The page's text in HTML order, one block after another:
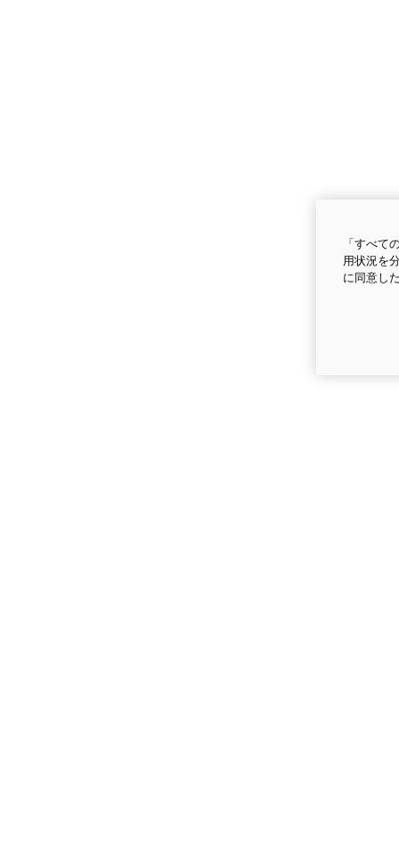
「すべて
用状況を
に同意し